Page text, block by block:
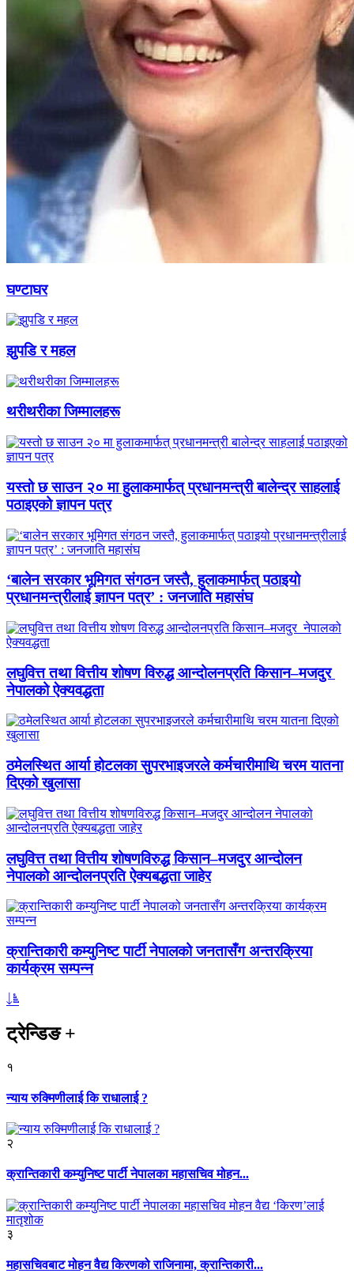
घण्टाघर
झुपडि र महल
थरीथरीका जिम्मालहरू
यस्तो छ साउन २० मा हुलाकमार्फत् प्रधानमन्त्री बालेन्द्र साहलाई
पठाइएको ज्ञापन पत्र
‘बालेन सरकार भूमिगत संगठन जस्तै, हुलाकमार्फत् पठाइयो
प्रधानमन्त्रीलाई ज्ञापन पत्र’ : जनजाति महासंघ
लघुवित्त तथा वित्तीय शोषण विरुद्ध आन्दोलनप्रति किसान–मजदुर
नेपालको ऐक्यवद्धता
ठमेलस्थित आर्या होटलका सुपरभाइजरले कर्मचारीमाथि चरम यातना
दिएको खुलासा
लघुवित्त तथा वित्तीय शोषणविरुद्ध किसान–मजदुर आन्दोलन
नेपालको आन्दोलनप्रति ऐक्यबद्धता जाहेर
क्रान्तिकारी कम्युनिष्ट पार्टी नेपालको जनतासँग अन्तरक्रिया
कार्यक्रम सम्पन्न
ट्रेन्डिङ+
१
न्याय रुक्मिणीलाई कि राधालाई ?
२
क्रान्तिकारी कम्युनिष्ट पार्टी नेपालका महासचिव मोहन...
३
महासचिवबाट मोहन वैद्य किरणको राजिनामा, क्रान्तिकारी...